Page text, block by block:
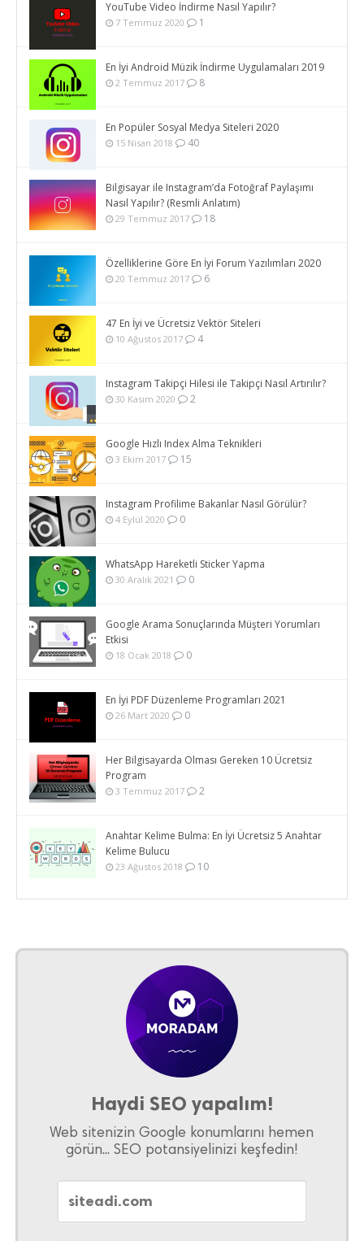
YouTube Video İndirme Nasıl Yapılır?
7 Temmuz 2020 1
En İyi Android Müzik İndirme Uygulamaları 2019
2 Temmuz 2017 8
En Popüler Sosyal Medya Siteleri 2020
15 Nisan 2018 40
Bilgisayar ile Instagram’da Fotoğraf Paylaşımı
Nasıl Yapılır? (Resmli Anlatım)
29 Temmuz 2017 18
Özelliklerine Göre En İyi Forum Yazılımları 2020
20 Temmuz 2017 6
47 En İyi ve Ücretsiz Vektör Siteleri
10 Ağustos 2017 4
Instagram Takipçi Hilesi ile Takipçi Nasıl Artırılır?
30 Kasım 2020 2
Google Hızlı Index Alma Teknikleri
3 Ekim 2017 15
Instagram Profilime Bakanlar Nasıl Görülür?
4 Eylül 2020 0
WhatsApp Hareketli Sticker Yapma
30 Aralık 2021 0
Google Arama Sonuçlarında Müşteri Yorumları
Etkisi
18 Ocak 2018 0
En İyi PDF Düzenleme Programları 2021
26 Mart 2020 0
Her Bilgisayarda Olması Gereken 10 Ücretsiz
Program
3 Temmuz 2017 2
Anahtar Kelime Bulma: En İyi Ücretsiz 5 Anahtar
Kelime Bulucu
23 Ağustos 2018 10
Haydi SEO yapalım!
Web sitenizin Google konumlarını hemen
görün... SEO potansiyelinizi keşfedin!